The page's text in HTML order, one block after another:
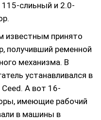
слиьный и 2.0-
известным принято
получивший ременной
механизма. В
устанавливался в
А вот 16-
имеющие рабочий
в машины в